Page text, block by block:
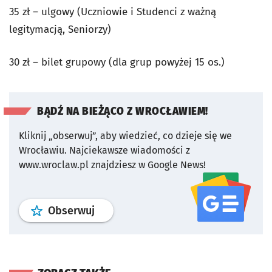
35 zł – ulgowy (Uczniowie i Studenci z ważną
legitymacją, Seniorzy)
30 zł – bilet grupowy (dla grup powyżej 15 os.)
BĄDŹ NA BIEŻĄCO Z WROCŁAWIEM!
Kliknij „obserwuj”, aby wiedzieć, co dzieje się we
Wrocławiu. Najciekawsze wiadomości z
www.wroclaw.pl znajdziesz w Google News!
Obserwuj profil serwisu